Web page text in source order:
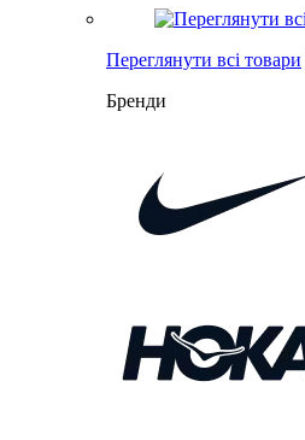
Переглянути всі товари
Бренди